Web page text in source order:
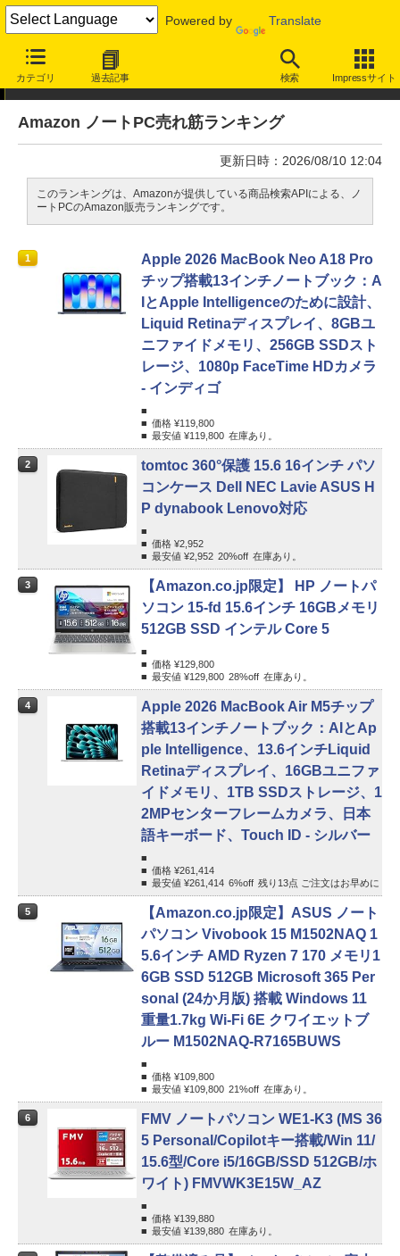
Powered by Translate
カテゴリ 過去記事 検索 Impressサイト
ランキング
Amazon ノートPC売れ筋ランキング
更新日時：2026/08/10 12:04
このランキングは、Amazonが提供している商品検索APIによる、ノ
ートPCのAmazon販売ランキングです。
1
Apple 2026 MacBook Neo A18 Pro
チップ搭載13インチノートブック：A
IとApple Intelligenceのために設計、
Liquid Retinaディスプレイ、8GBユ
ニファイドメモリ、256GB SSDスト
レージ、1080p FaceTime HDカメラ
- インディゴ
価格 ¥119,800
最安値 ¥119,800 在庫あり。
2
tomtoc 360°保護 15.6 16インチ パソ
コンケース Dell NEC Lavie ASUS H
P dynabook Lenovo対応
価格 ¥2,952
最安値 ¥2,952 20%off 在庫あり。
3
【Amazon.co.jp限定】 HP ノートパ
ソコン 15-fd 15.6インチ 16GBメモリ
512GB SSD インテル Core 5
価格 ¥129,800
最安値 ¥129,800 28%off 在庫あり。
4
Apple 2026 MacBook Air M5チップ
搭載13インチノートブック：AIとAp
ple Intelligence、13.6インチLiquid
Retinaディスプレイ、16GBユニファ
イドメモリ、1TB SSDストレージ、1
2MPセンターフレームカメラ、日本
語キーボード、Touch ID - シルバー
価格 ¥261,414
最安値 ¥261,414 6%off 残り13点 ご注文はお早めに
5
【Amazon.co.jp限定】ASUS ノート
パソコン Vivobook 15 M1502NAQ 1
5.6インチ AMD Ryzen 7 170 メモリ1
6GB SSD 512GB Microsoft 365 Per
sonal (24か月版) 搭載 Windows 11
重量1.7kg Wi-Fi 6E クワイエットブ
ルー M1502NAQ-R7165BUWS
価格 ¥109,800
最安値 ¥109,800 21%off 在庫あり。
6
FMV ノートパソコン WE1-K3 (MS 36
5 Personal/Copilotキー搭載/Win 11/
15.6型/Core i5/16GB/SSD 512GB/ホ
ワイト) FMVWK3E15W_AZ
価格 ¥139,880
最安値 ¥139,880 在庫あり。